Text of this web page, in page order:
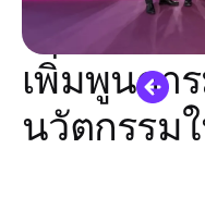
เพิ่มพูนกา
นวัตกรรม